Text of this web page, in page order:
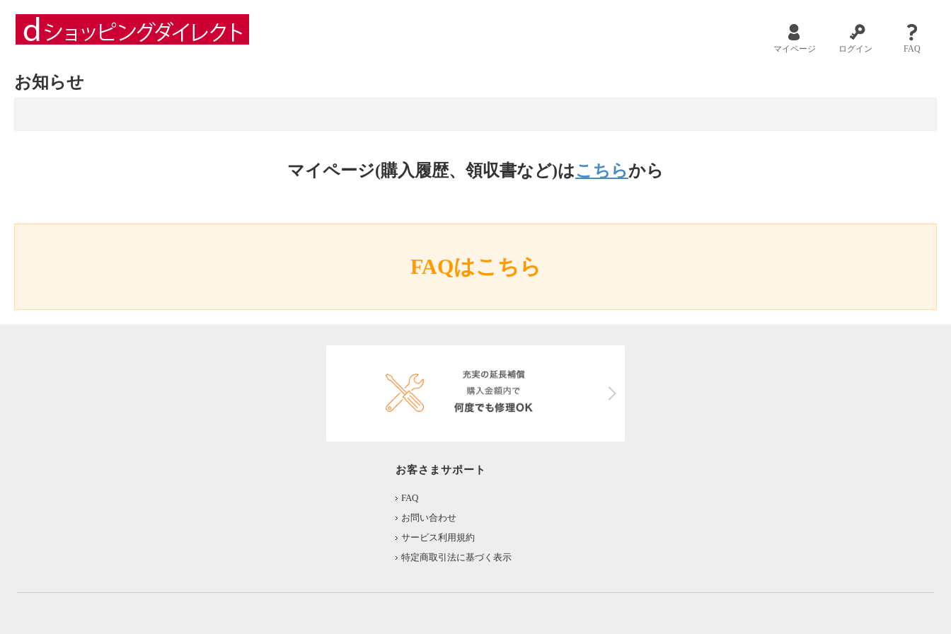
マイページ ログイン FAQ
お知らせ
マイページ(購入履歴、領収書など)はこちらから
FAQはこちら
お客さまサポート
FAQ
お問い合わせ
サービス利用規約
特定商取引法に基づく表示